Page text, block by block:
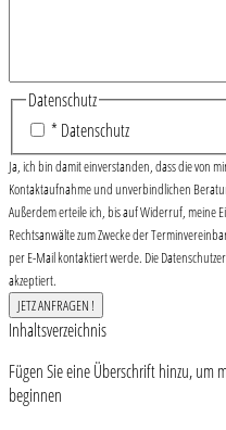
Datenschutz
* Datenschutz
Ja, ich bin damit einverstanden, dass die von
Kontaktaufnahme und unverbindlichen
Außerdem erteile ich, bis auf Widerruf, meine
Rechtsanwälte zum Zwecke der
per E-Mail kontaktiert werde. Die
akzeptiert.
Inhaltsverzeichnis
Fügen Sie eine Überschrift hinzu, um
beginnen